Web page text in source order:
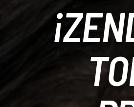
HITS – 96.5 FM